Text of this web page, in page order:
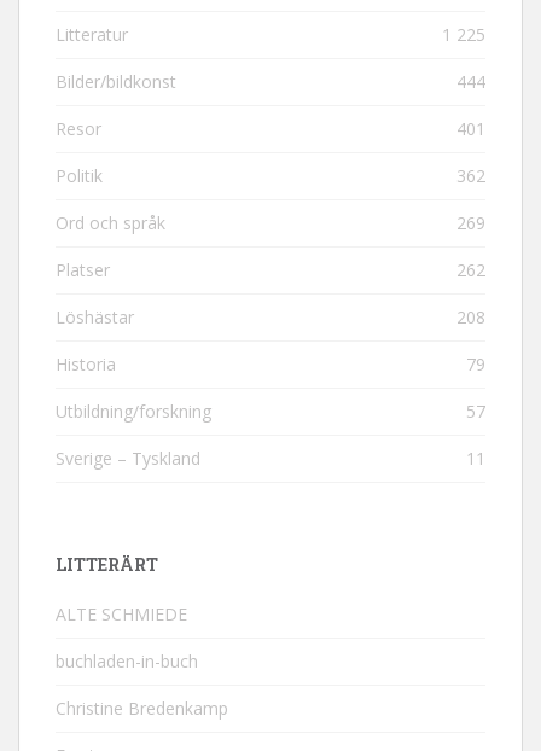
Litteratur 1 225
Bilder/bildkonst 444
Resor 401
Politik 362
Ord och språk 269
Platser 262
Löshästar 208
Historia 79
Utbildning/forskning 57
Sverige – Tyskland 11
LITTERÄRT
ALTE SCHMIEDE
buchladen-in-buch
Christine Bredenkamp